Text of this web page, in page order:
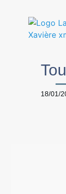
18/01/